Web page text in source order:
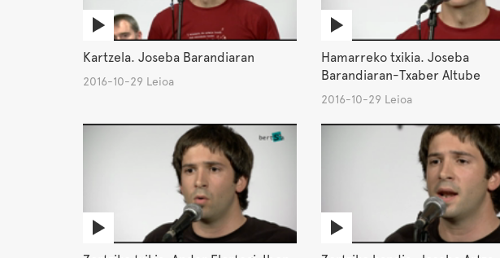
Kartzela. Joseba Barandiaran
2016-10-29 Leioa
Hamarreko txikia. Joseba
Barandiaran-Txaber Altube
2016-10-29 Leioa